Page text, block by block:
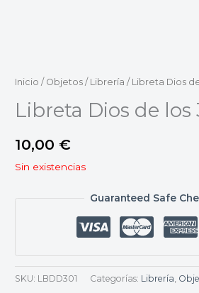
Inicio / Objetos / Librería / Libreta Dios de
Libreta Dios de los
10,00 €
Sin existencias
Guaranteed Safe
SKU: LBDD301 Categorías: Librería,